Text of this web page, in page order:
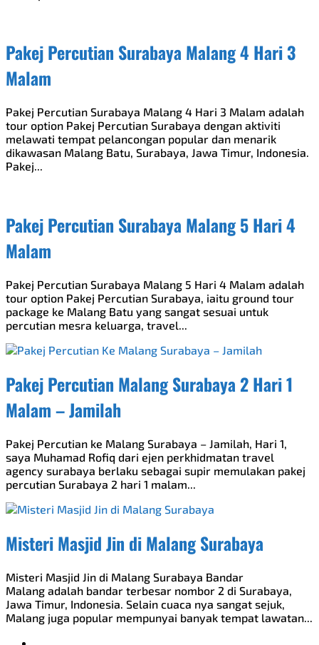
Pakej Percutian Surabaya Malang 4 Hari 3
Malam
Pakej Percutian Surabaya Malang 4 Hari 3 Malam adalah
tour option Pakej Percutian Surabaya dengan aktiviti
melawati tempat pelancongan popular dan menarik
dikawasan Malang Batu, Surabaya, Jawa Timur, Indonesia.
Pakej...
Pakej Percutian Surabaya Malang 5 Hari 4
Malam
Pakej Percutian Surabaya Malang 5 Hari 4 Malam adalah
tour option Pakej Percutian Surabaya, iaitu ground tour
package ke Malang Batu yang sangat sesuai untuk
percutian mesra keluarga, travel...
Pakej Percutian Malang Surabaya 2 Hari 1
Malam – Jamilah
Pakej Percutian ke Malang Surabaya – Jamilah, Hari 1,
saya Muhamad Rofiq dari ejen perkhidmatan travel
agency surabaya berlaku sebagai supir memulakan pakej
percutian Surabaya 2 hari 1 malam...
Misteri Masjid Jin di Malang Surabaya
Misteri Masjid Jin di Malang Surabaya Bandar
Malang adalah bandar terbesar nombor 2 di Surabaya,
Jawa Timur, Indonesia. Selain cuaca nya sangat sejuk,
Malang juga popular mempunyai banyak tempat lawatan...